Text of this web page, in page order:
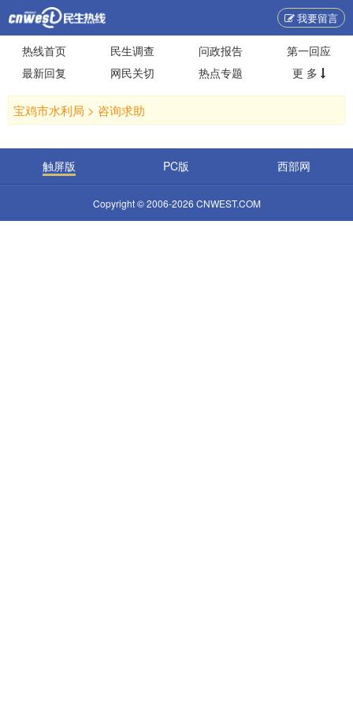
我要留言
热线首页 民生调查 问政报告
第一回应
最新回复
网民关切 热点专题 更 多
宝鸡市水利局 > 咨询求助
触屏版 PC版 西部网
Copyright © 2006-2026 CNWEST.COM